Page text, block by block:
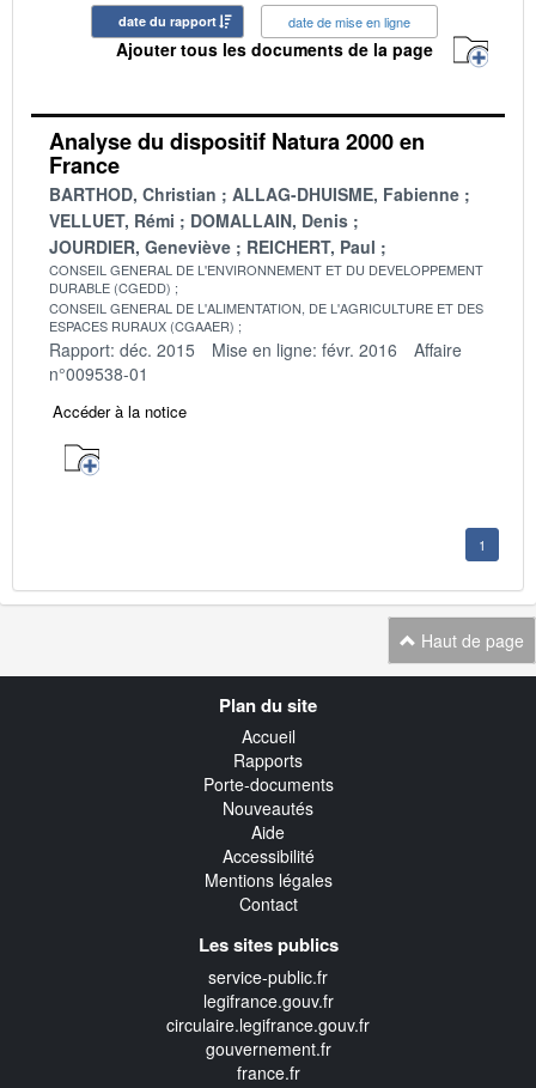
date du rapport date de mise en ligne
Ajouter tous les documents de la page
Analyse du dispositif Natura 2000 en
France
BARTHOD, Christian
ALLAG-DHUISME, Fabienne
VELLUET, Rémi
DOMALLAIN, Denis
JOURDIER, Geneviève
REICHERT, Paul
CONSEIL GENERAL DE L'ENVIRONNEMENT ET DU DEVELOPPEMENT
DURABLE (CGEDD)
CONSEIL GENERAL DE L'ALIMENTATION, DE L'AGRICULTURE ET DES
ESPACES RURAUX (CGAAER)
Rapport: déc. 2015 Mise en ligne: févr. 2016
Affaire
n°009538-01
Accéder à la notice
1
Haut de page
Plan du site
Accueil
Rapports
Porte-documents
Nouveautés
Aide
Accessibilité
Mentions légales
Contact
Les sites publics
service-public.fr
legifrance.gouv.fr
circulaire.legifrance.gouv.fr
gouvernement.fr
france.fr